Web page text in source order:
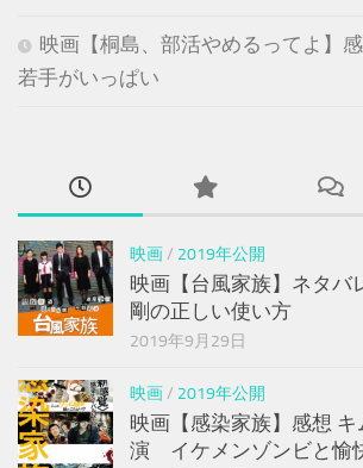
映画【桐島、部活やめるってよ】
若手がいっぱい
映画/ 2019年公開
映画【台風家族】ネタバ
剛の正しい使い方
2019年9月29日
映画/ 2019年公開
映画【感染家族】感想
演 イケメンゾンビと愉